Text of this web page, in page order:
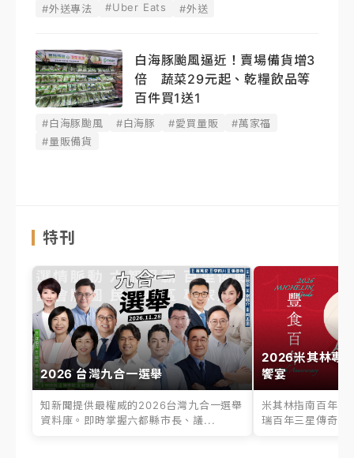
#外送專法 #Uber Eats #外送
白海豚颱風逼近！賣場備貨增3
倍 蔬菜29元起、乾糧飲品等
百件買1送1
#白海豚颱風 #白海豚 #愛買量販
#萬家福
#量販備貨
特刊
2026 台灣九合一選舉
知新聞提供最權威的2026台灣九合一選舉
資料庫。即時掌握六都縣市長、議...
2026米其林專
饗宴
米其林指南百年之
瑞百年三星傳奇、